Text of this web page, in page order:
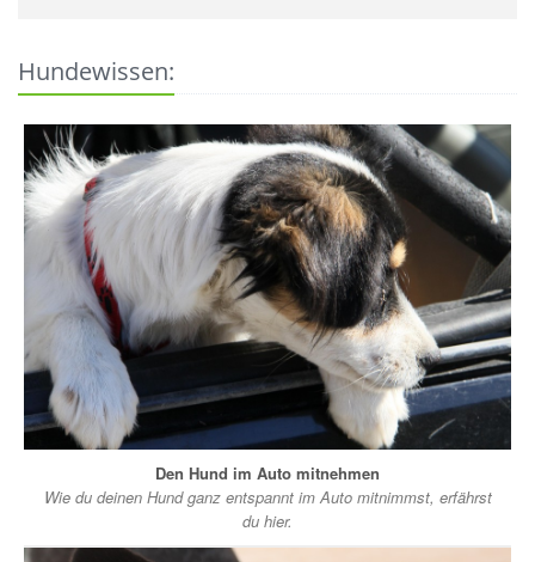
Hundewissen:
Den Hund im Auto mitnehmen
Wie du deinen Hund ganz entspannt im Auto mitnimmst, erfährst
du hier.